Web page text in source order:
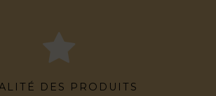
DES PRODUITS